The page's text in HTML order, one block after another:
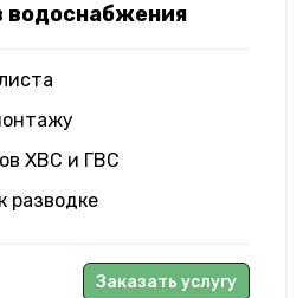
водоснабжения
ХВС и ГВС
разводке
Заказать услугу